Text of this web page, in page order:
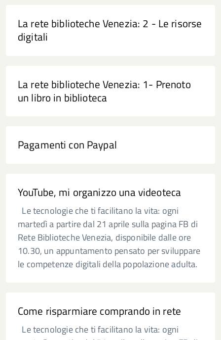
La rete biblioteche Venezia: 2 - Le risorse
digitali
La rete biblioteche Venezia: 1- Prenoto
un libro in biblioteca
Pagamenti con Paypal
YouTube, mi organizzo una videoteca
Le tecnologie che ti facilitano la vita: ogni
martedì a partire dal 21 aprile sulla pagina FB di
Rete Biblioteche Venezia, disponibile dalle ore
10.30, un appuntamento pensato per sviluppare
le competenze digitali della popolazione adulta.
Come risparmiare comprando in rete
Le tecnologie che ti facilitano la vita: ogni